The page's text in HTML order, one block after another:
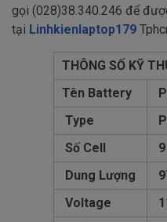
gọi (028)38.340.246 để
tại Linhkienlaptop179
THÔNG SỐ KỸ
Tên Battery
Type
Số Cell
Dung Lượng
Voltage